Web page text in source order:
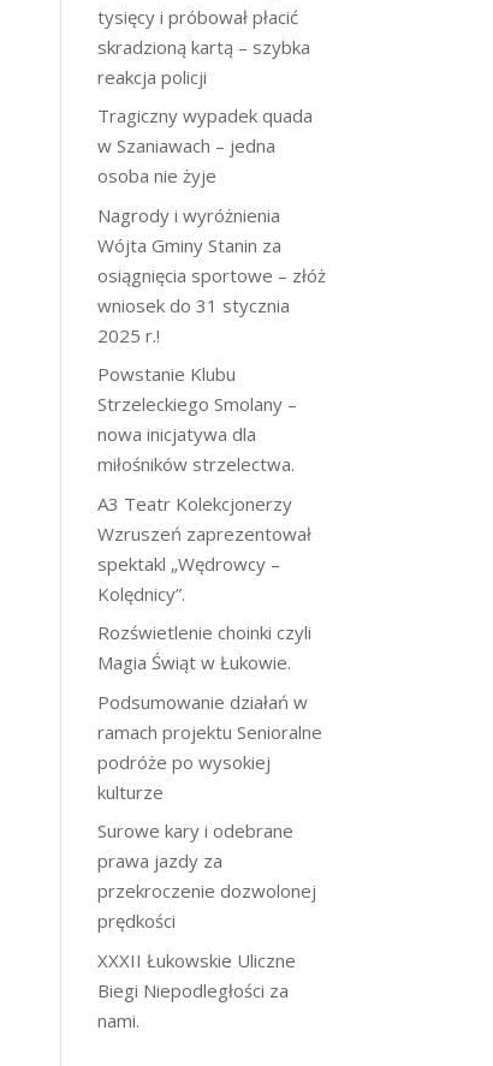
tysięcy i próbował płacić
skradzioną kartą – szybka
reakcja policji
Tragiczny wypadek quada
w Szaniawach – jedna
osoba nie żyje
Nagrody i wyróżnienia
Wójta Gminy Stanin za
osiągnięcia sportowe – złóż
wniosek do 31 stycznia
2025 r.!
Powstanie Klubu
Strzeleckiego Smolany –
nowa inicjatywa dla
miłośników strzelectwa.
A3 Teatr Kolekcjonerzy
Wzruszeń zaprezentował
spektakl „Wędrowcy –
Kolędnicy”.
Rozświetlenie choinki czyli
Magia Świąt w Łukowie.
Podsumowanie działań w
ramach projektu Senioralne
podróże po wysokiej
kulturze
Surowe kary i odebrane
prawa jazdy za
przekroczenie dozwolonej
prędkości
XXXII Łukowskie Uliczne
Biegi Niepodległości za
nami.